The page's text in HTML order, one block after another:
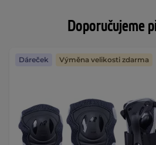
Doporučujeme
Dáreček Výměna velikosti zdarma